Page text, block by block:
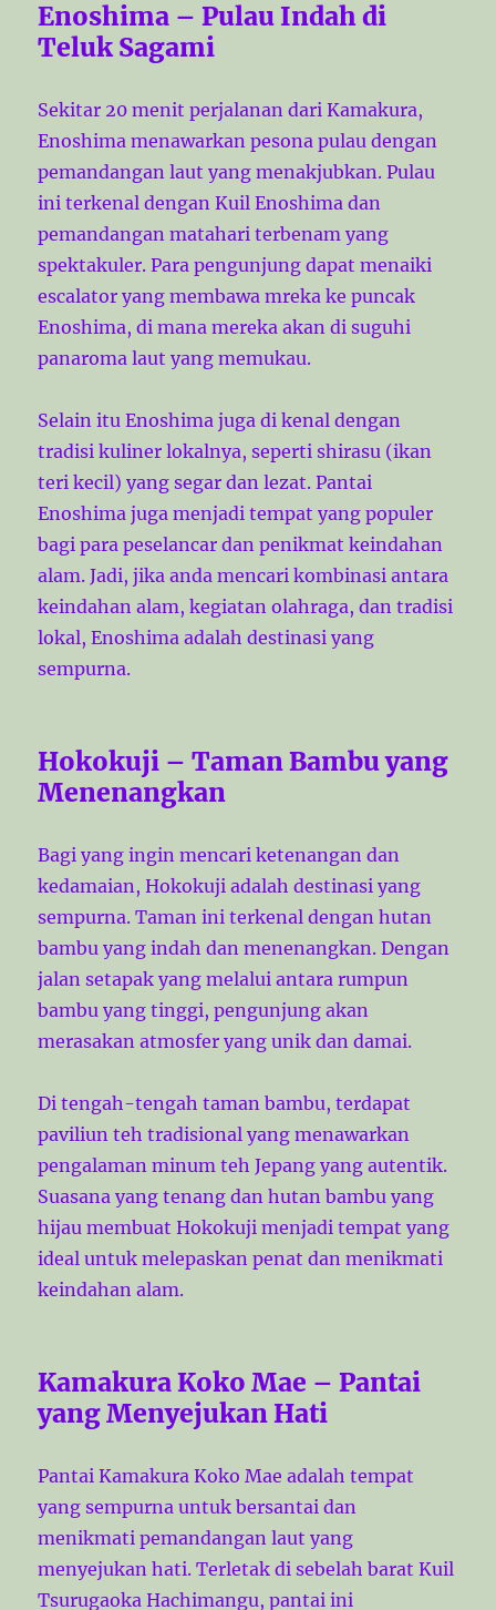
Enoshima – Pulau Indah di
Teluk Sagami
Sekitar 20 menit perjalanan dari Kamakura,
Enoshima menawarkan pesona pulau dengan
pemandangan laut yang menakjubkan. Pulau
ini terkenal dengan Kuil Enoshima dan
pemandangan matahari terbenam yang
spektakuler. Para pengunjung dapat menaiki
escalator yang membawa mreka ke puncak
Enoshima, di mana mereka akan di suguhi
panaroma laut yang memukau.
Selain itu Enoshima juga di kenal dengan
tradisi kuliner lokalnya, seperti shirasu (ikan
teri kecil) yang segar dan lezat. Pantai
Enoshima juga menjadi tempat yang populer
bagi para peselancar dan penikmat keindahan
alam. Jadi, jika anda mencari kombinasi antara
keindahan alam, kegiatan olahraga, dan tradisi
lokal, Enoshima adalah destinasi yang
sempurna.
Hokokuji – Taman Bambu yang
Menenangkan
Bagi yang ingin mencari ketenangan dan
kedamaian, Hokokuji adalah destinasi yang
sempurna. Taman ini terkenal dengan hutan
bambu yang indah dan menenangkan. Dengan
jalan setapak yang melalui antara rumpun
bambu yang tinggi, pengunjung akan
merasakan atmosfer yang unik dan damai.
Di tengah-tengah taman bambu, terdapat
paviliun teh tradisional yang menawarkan
pengalaman minum teh Jepang yang autentik.
Suasana yang tenang dan hutan bambu yang
hijau membuat Hokokuji menjadi tempat yang
ideal untuk melepaskan penat dan menikmati
keindahan alam.
Kamakura Koko Mae – Pantai
yang Menyejukan Hati
Pantai Kamakura Koko Mae adalah tempat
yang sempurna untuk bersantai dan
menikmati pemandangan laut yang
menyejukan hati. Terletak di sebelah barat Kuil
Tsurugaoka Hachimangu, pantai ini